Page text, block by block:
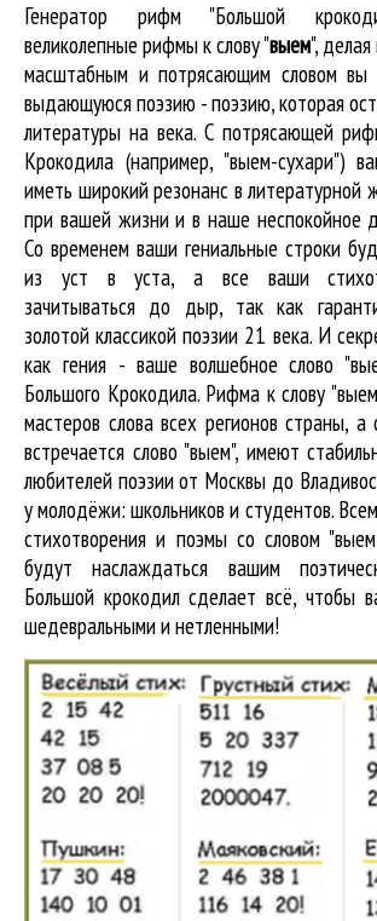
Генератор рифм "Большой
великолепные рифмы к слову "выем", делая
масштабным и потрясающим словом вы
выдающуюся поэзию - поэзию, которая
литературы на века. С потрясающей
Крокодила (например, "выем-сухари")
иметь широкий резонанс в литературной
при вашей жизни и в наше неспокойное
Со временем ваши гениальные строки
из уст в уста, а все ваши
зачитываться до дыр, так как
золотой классикой поэзии 21 века. И
как гения - ваше волшебное слово
Большого Крокодила. Рифма к слову
мастеров слова всех регионов страны,
встречается слово "выем", имеют
любителей поэзии от Москвы до
у молодёжи: школьников и студентов.
стихотворения и поэмы со словом
будут наслаждаться вашим
Большой крокодил cделает всё, чтобы
шедевральными и нетленными!